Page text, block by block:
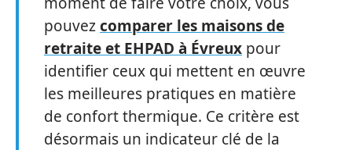
pouvezcomparer les maisons de
retraite et EHPAD à Évreux pour
identifier ceux qui mettent en œuvre
les meilleures pratiques en matière
de confort thermique. Ce critère est
désormais un indicateur clé de la